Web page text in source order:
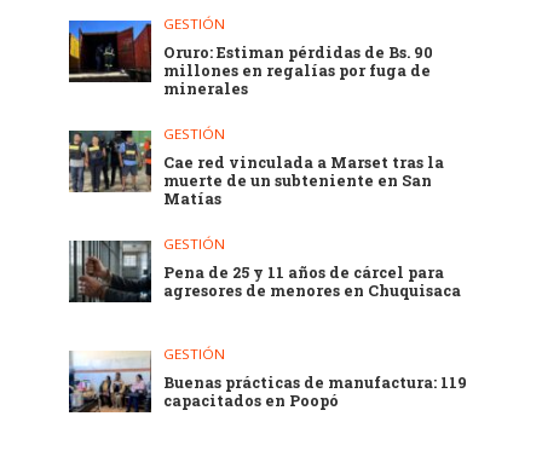
GESTIÓN
Oruro: Estiman pérdidas de Bs. 90
millones en regalías por fuga de
minerales
GESTIÓN
Cae red vinculada a Marset tras la
muerte de un subteniente en San
Matías
GESTIÓN
Pena de 25 y 11 años de cárcel para
agresores de menores en Chuquisaca
GESTIÓN
Buenas prácticas de manufactura: 119
capacitados en Poopó